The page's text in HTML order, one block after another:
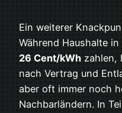
Ein weiterer
Während Haushalte
26 Cent/kWh zahlen,
nach Vertrag und
aber oft immer noch
Nachbarländern. In